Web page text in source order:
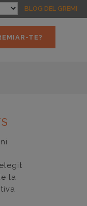
BLOG DEL GREMI
TE?
la